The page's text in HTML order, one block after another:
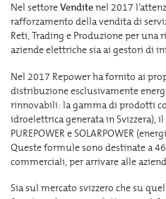
Nel settoreVenditenel 2017
rafforzamento della vendita di
Reti, Trading e Produzione per una
aziende elettriche sia ai gestori di
Nel 2017 Repower ha fornito ai
distribuzione esclusivamente
rinnovabili: la gamma di prodotti
idroelettrica generata in Svizzera),
PUREPOWER e SOLARPOWER
Queste formule sono destinate a
commerciali, per arrivare alle
Sia sul mercato svizzero che su